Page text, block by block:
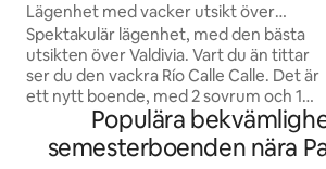
Lägenhet med vacker utsikt över
Valdivias kust
Spektakulär lägenhet, med den bästa
utsikten över Valdivia. Vart du än tittar
ser du den vackra Río Calle Calle. Det är
ett nytt boende, med 2 sovrum och 1
vardagsrum, stort vardagsrum och
matsal och ett fullt utrustat kök. Allt är
utformat för att du ska ha den bästa
Populära
semesterboenden nära